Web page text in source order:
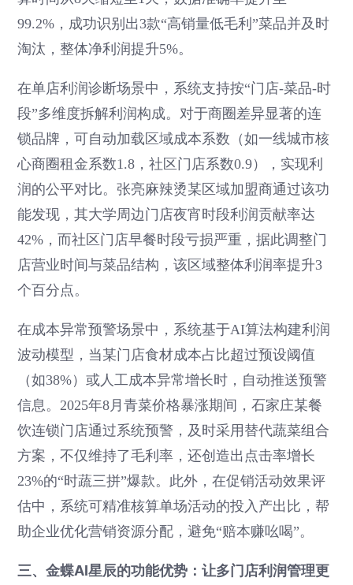
99.2%，成功识别出3款“高销量低毛利”菜品并及时
淘汰，整体净利润提升5%。
在单店利润诊断场景中，系统支持按“门店-菜品-时
段”多维度拆解利润构成。对于商圈差异显著的连
锁品牌，可自动加载区域成本系数（如一线城市核
心商圈租金系数1.8，社区门店系数0.9），实现利
润的公平对比。张亮麻辣烫某区域加盟商通过该功
能发现，其大学周边门店夜宵时段利润贡献率达
42%，而社区门店早餐时段亏损严重，据此调整门
店营业时间与菜品结构，该区域整体利润率提升3
个百分点。
在成本异常预警场景中，系统基于AI算法构建利润
波动模型，当某门店食材成本占比超过预设阈值
（如38%）或人工成本异常增长时，自动推送预警
信息。2025年8月青菜价格暴涨期间，石家庄某餐
饮连锁门店通过系统预警，及时采用替代蔬菜组合
方案，不仅维持了毛利率，还创造出点击率增长
23%的“时蔬三拼”爆款。此外，在促销活动效果评
估中，系统可精准核算单场活动的投入产出比，帮
助企业优化营销资源分配，避免“赔本赚吆喝”。
三、金蝶AI星辰的功能优势：让多门店利润管理更